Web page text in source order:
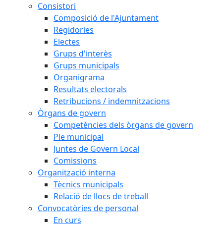
Consistori
Composició de l'Ajuntament
Regidories
Electes
Grups d'interès
Grups municipals
Organigrama
Resultats electorals
Retribucions / indemnitzacions
Òrgans de govern
Competències dels òrgans de govern
Ple municipal
Juntes de Govern Local
Comissions
Organització interna
Tècnics municipals
Relació de llocs de treball
Convocatòries de personal
En curs